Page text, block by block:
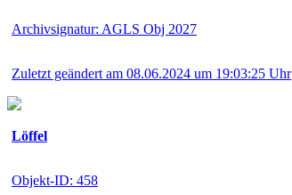
Archivsignatur: AGLS Obj 2027
Zuletzt geändert am 08.06.2024 um 19:03:25 Uhr
Löffel
Objekt-ID: 458